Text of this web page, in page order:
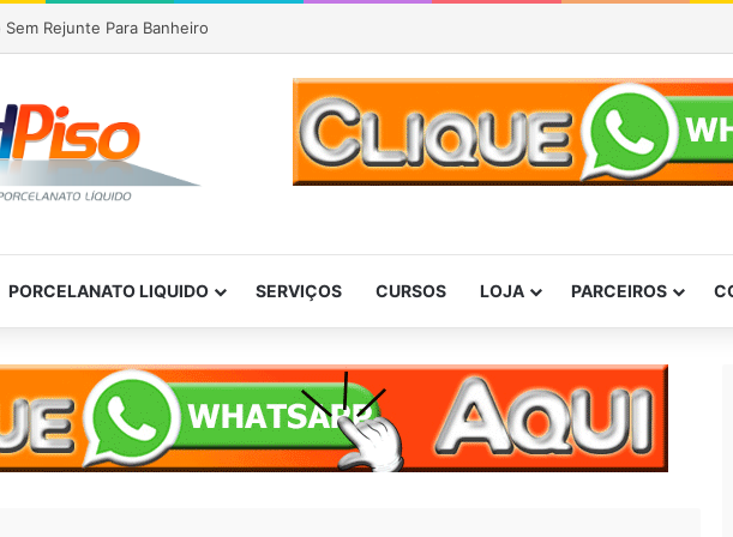
Rejunte Para Banheiro
PORCELANATO LIQUIDO SERVIÇOS CURSOS LOJA PARCEIROS